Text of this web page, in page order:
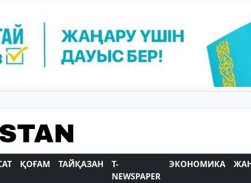
ҚОҒАМ ТАЙҚАЗАН
T-
NEWSPAPER
ЭКОНОМИКА